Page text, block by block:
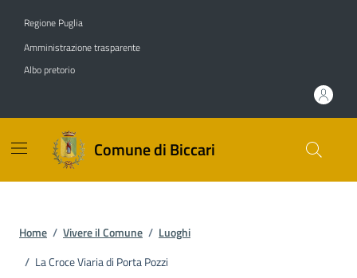
Regione Puglia
Amministrazione trasparente
Albo pretorio
Comune di Biccari
Home / Vivere il Comune / Luoghi
/ La Croce Viaria di Porta Pozzi